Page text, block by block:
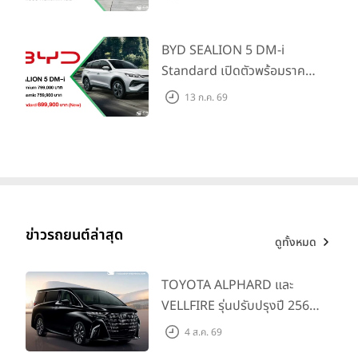
แรก)
BYD SEALION 5 DM-i
Standard เปิดตัวพร้อมราคา
คาดการณ์ 699,900 บาท รุ่น
13 ก.ค. 69
ข่าวรถยนต์ล่าสุด ดูทั้งหมด
TOYOTA ALPHARD และ
VELLFIRE รุ่นปรับปรุงปี 2569
พร้อมรุ่นย่อยใหม่ HEV
4 ส.ค. 69